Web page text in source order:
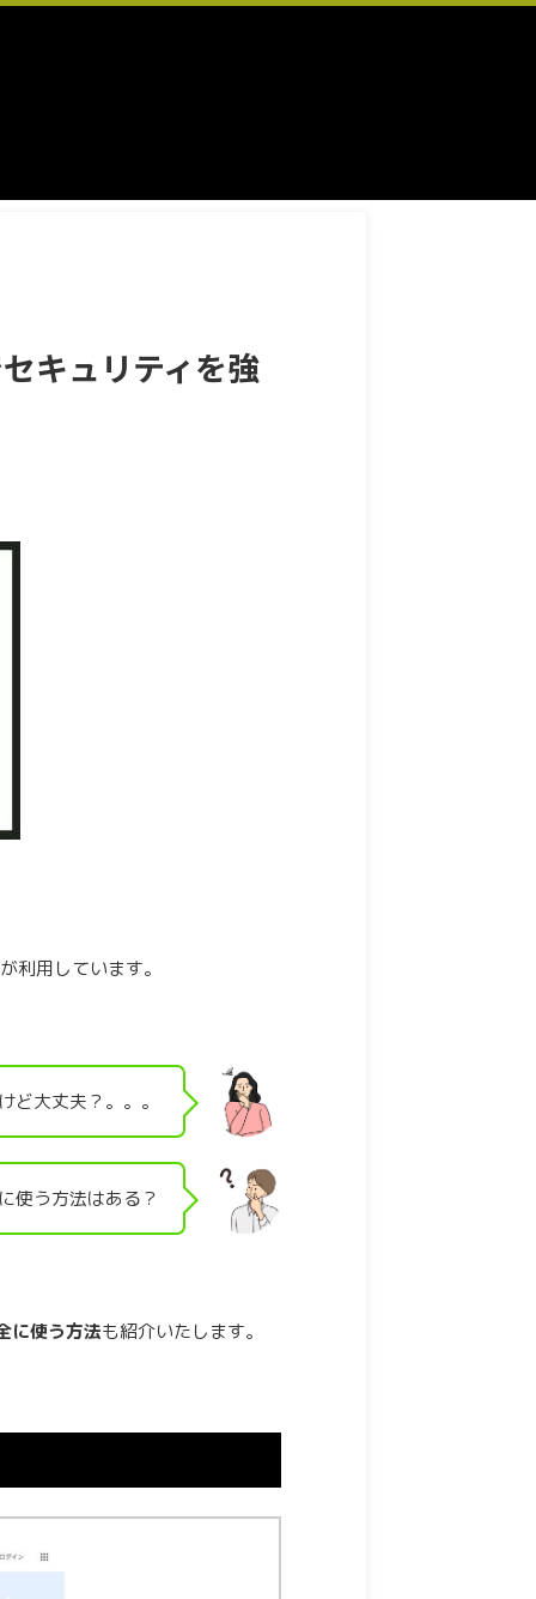
キュリティを強
利用しています。
大丈夫？。。。
使う方法はある？
に使う方法も紹介いたします。